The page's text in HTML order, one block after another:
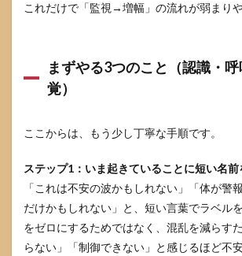
6.1
むべ
き？
下車
「逃
にな
って
悪化
す
る？
これだけで「監視→増幅」の流れが弱まりや
まずやる3つのこと（認識・
覚）
ここからは、もう少し丁寧な手順です。
ステップ1：いま起きていることに短い名前
「これは不安の波かもしれない」「体が警
だけかもしれない」と、短い言葉でラベル
をゼロにするためではなく、混乱を減らす
らない」「制御できない」と感じるほど不